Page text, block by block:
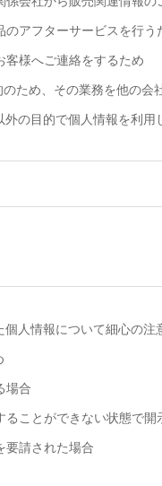
のアフターサービスを行う
客様へご連絡をするため
ため、その業務を他の会
の目的で個人情報を利
人情報について細心の
場合
ることができない状態で開
要請された場合